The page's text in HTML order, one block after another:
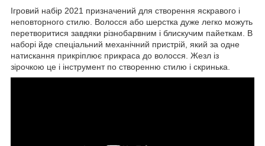
Ігровий набір 2021 призначений для створення яскравого і
неповторного стилю. Волосся або шерстка дуже легко можуть
перетворитися завдяки різнобарвним і блискучим пайеткам. В
наборі йде спеціальний механічний пристрій, який за одне
натискання прикріплює прикраса до волосся. Жезл із
зірочкою це і інструмент по створенню стилю і скринька.